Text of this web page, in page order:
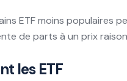
ETF moins populaires
de parts à un prix
les ETF